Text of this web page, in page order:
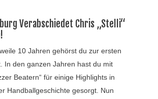
Verabschiedet Chris „Stelli“
10 Jahren gehörst du zur ersten
In den ganzen Jahren hast du mit
Beatern“ für einige Highlights in
Handballgeschichte gesorgt. Nun